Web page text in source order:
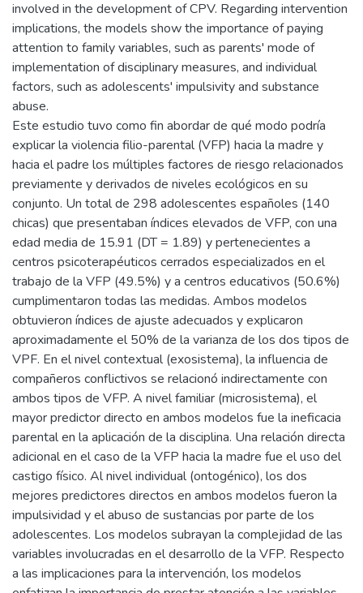
involved in the development of CPV. Regarding intervention
implications, the models show the importance of paying
attention to family variables, such as parents' mode of
implementation of disciplinary measures, and individual
factors, such as adolescents' impulsivity and substance
abuse.
Este estudio tuvo como fin abordar de qué modo podría
explicar la violencia filio-parental (VFP) hacia la madre y
hacia el padre los múltiples factores de riesgo relacionados
previamente y derivados de niveles ecológicos en su
conjunto. Un total de 298 adolescentes españoles (140
chicas) que presentaban índices elevados de VFP, con una
edad media de 15.91 (DT = 1.89) y pertenecientes a
centros psicoterapéuticos cerrados especializados en el
trabajo de la VFP (49.5%) y a centros educativos (50.6%)
cumplimentaron todas las medidas. Ambos modelos
obtuvieron índices de ajuste adecuados y explicaron
aproximadamente el 50% de la varianza de los dos tipos de
VPF. En el nivel contextual (exosistema), la influencia de
compañeros conflictivos se relacionó indirectamente con
ambos tipos de VFP. A nivel familiar (microsistema), el
mayor predictor directo en ambos modelos fue la ineficacia
parental en la aplicación de la disciplina. Una relación directa
adicional en el caso de la VFP hacia la madre fue el uso del
castigo físico. Al nivel individual (ontogénico), los dos
mejores predictores directos en ambos modelos fueron la
impulsividad y el abuso de sustancias por parte de los
adolescentes. Los modelos subrayan la complejidad de las
variables involucradas en el desarrollo de la VFP. Respecto
a las implicaciones para la intervención, los modelos